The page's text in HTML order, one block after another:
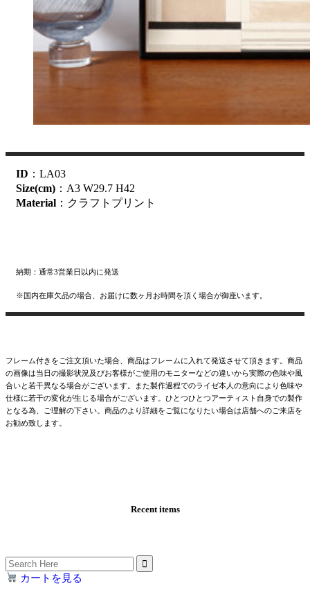
ID ：LA03
Size(cm) ：A3 W29.7 H42
Material ：クラフトプリント
納期：通常3営業日以内に発送
※国内在庫欠品の場合、お届けに数ヶ月お時間を頂く場合が御座います。
フレーム付きをご注文頂いた場合、商品はフレームに入れて発送させて頂きます。商品
の画像は当日の撮影状況及びお客様がご使用のモニターなどの違いから実際の色味や風
合いと若干異なる場合がございます。また製作過程でのライゼ本人の意向により色味や
仕様に若干の変化が生じる場合がございます。ひとつひとつアーティスト自身での製作
となる為、ご理解の下さい。商品のより詳細をご覧になりたい場合は店舗へのご来店を
お勧め致します。
Recent items
Search
for:カートを見る